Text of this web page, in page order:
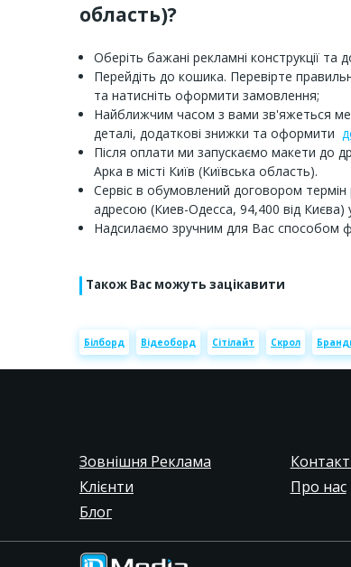
область)?
Оберіть бажані рекламні конструкції та
Перейдіть до кошика. Перевірте
та натисніть оформити замовлення;
Найближчим часом з вами зв'яжеться
деталі, додаткові знижки та оформити
Після оплати ми запускаємо макети до
Арка в місті Київ (Київська область).
Сервіс в обумовлений договором
адресою (Киев-Одесса, 94,400 від Києва)
Надсилаємо зручним для Вас способом
Також Вас можуть зацікавити
Білборд Відеоборд Сітілайт Скрол
Зовнішня Реклама
Клієнти
Блог
Про нас